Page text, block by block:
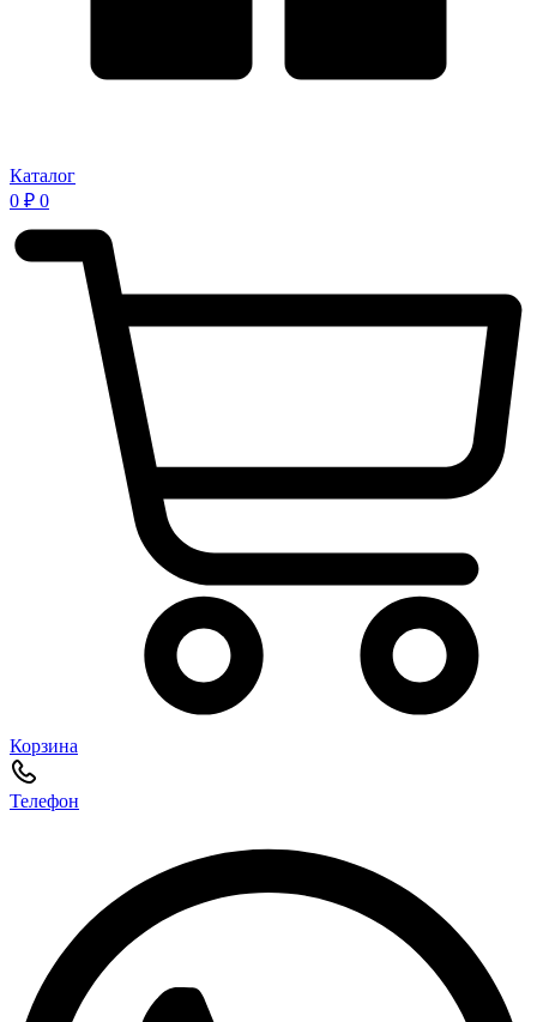
Каталог
0 ₽ 0
Корзина
Телефон